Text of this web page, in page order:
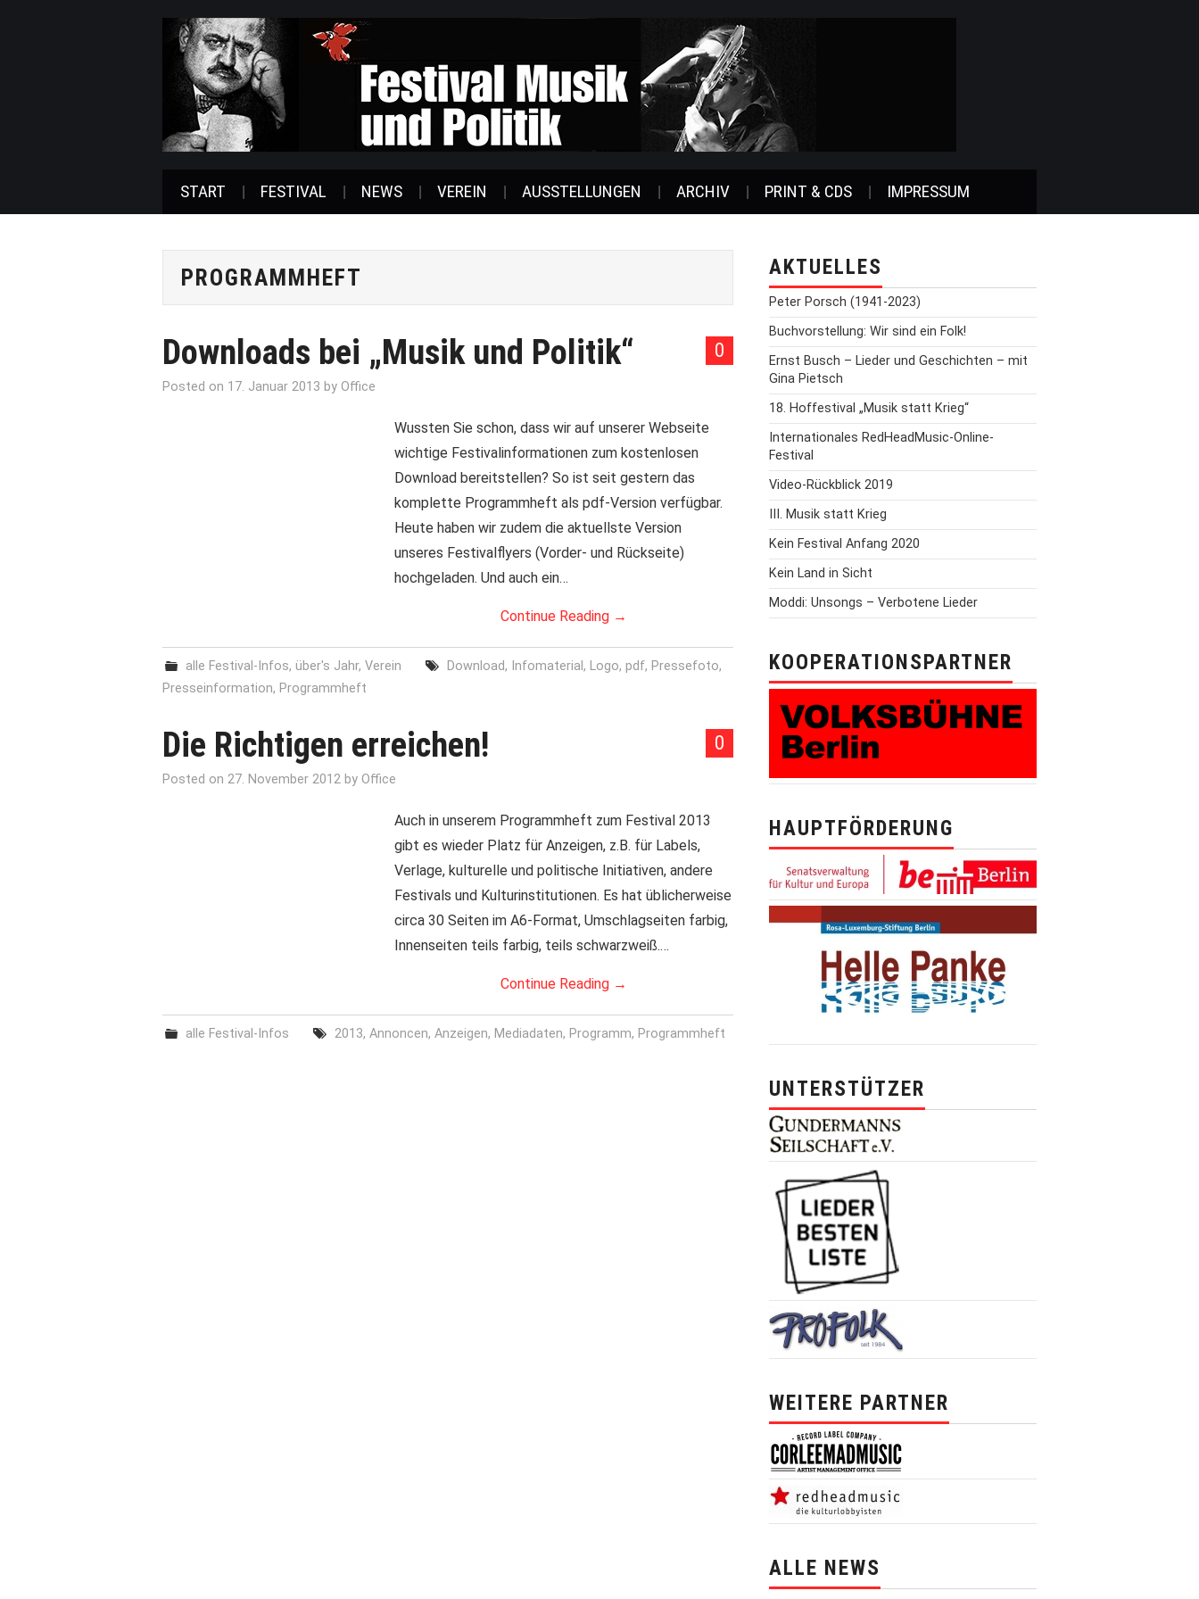
START FESTIVAL NEWS VEREIN AUSSTELLUNGEN ARCHIV PRINT & CDS IMPRESSUM
PROGRAMMHEFT
0
Downloads bei „Musik und Politik“
Posted on 17. Januar 2013 by Office
Wussten Sie schon, dass wir auf unserer Webseite
wichtige Festivalinformationen zum kostenlosen
Download bereitstellen? So ist seit gestern das
komplette Programmheft als pdf-Version verfügbar.
Heute haben wir zudem die aktuellste Version
unseres Festivalflyers (Vorder- und Rückseite)
hochgeladen. Und auch ein…
Continue Reading →
alle Festival-Infos,über's Jahr,Verein Download, Infomaterial , Logo, pdf, Pressefoto,
Presseinformation, Programmheft
0
Die Richtigen erreichen!
Posted on 27. November 2012 by Office
Auch in unserem Programmheft zum Festival 2013
gibt es wieder Platz für Anzeigen, z.B. für Labels,
Verlage, kulturelle und politische Initiativen, andere
Festivals und Kulturinstitutionen. Es hat üblicherweise
circa 30 Seiten im A6-Format, Umschlagseiten farbig,
Innenseiten teils farbig, teils schwarzweiß.…
Continue Reading →
alle Festival-Infos 2013, Annoncen, Anzeigen, Mediadaten, Programm, Programmheft
AKTUELLES
Peter Porsch (1941-2023)
Buchvorstellung: Wir sind ein Folk!
Ernst Busch – Lieder und Geschichten – mit
Gina Pietsch
18. Hoffestival „Musik statt Krieg“
Internationales RedHeadMusic-Online-
Festival
Video-Rückblick 2019
III. Musik statt Krieg
Kein Festival Anfang 2020
Kein Land in Sicht
Moddi: Unsongs – Verbotene Lieder
KOOPERATIONSPARTNER
HAUPTFÖRDERUNG
UNTERSTÜTZER
WEITERE PARTNER
ALLE NEWS